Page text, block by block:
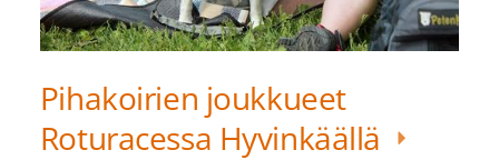
Pihakoirien joukkueet
Roturacessa Hyvinkäällä